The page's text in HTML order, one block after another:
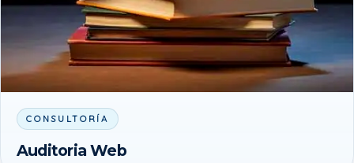
CONSULTORÍA
Auditoria Web